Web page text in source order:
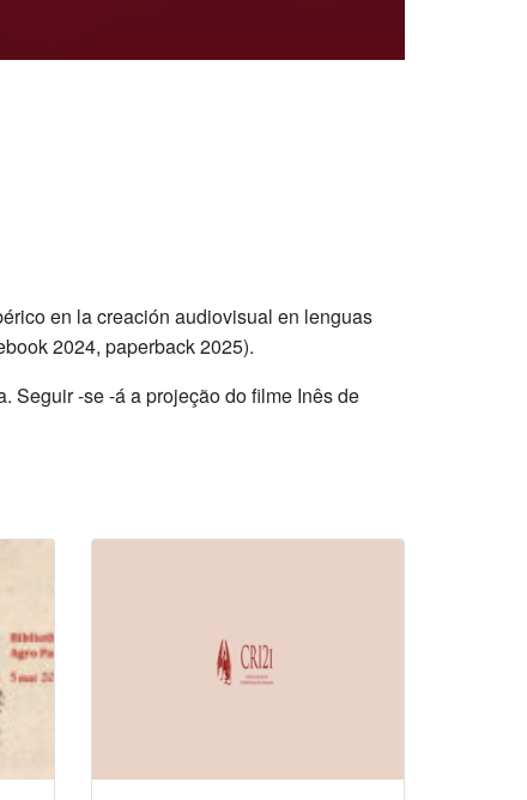
en la creación audiovisual en lenguas
2024, paperback 2025).
Seguir -se -á a projeção do filme Inês de